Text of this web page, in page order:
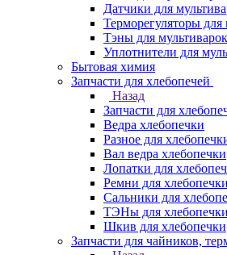
Датчики для
Терморегуляторы для
Тэны для мультиварок
Уплотнители для
Бытовая химия
Запчасти для хлебопечей
Назад
Запчасти для
Ведра хлебопечки
Разное для
Вал ведра хлебопечки
Лопатки для
Ремни для хлебопечки
Сальники для
ТЭНы для хлебопечки
Шкив для хлебопечки
Запчасти для чайников,